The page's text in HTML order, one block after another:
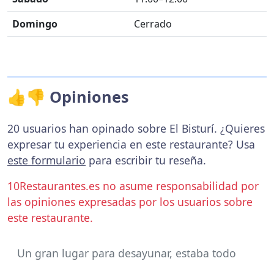
Domingo
Cerrado
👍👎 Opiniones
20 usuarios han opinado sobre El Bisturí. ¿Quieres
expresar tu experiencia en este restaurante? Usa
este formulario para escribir tu reseña.
10Restaurantes.es no asume responsabilidad por
las opiniones expresadas por los usuarios sobre
este restaurante.
Un gran lugar para desayunar, estaba todo